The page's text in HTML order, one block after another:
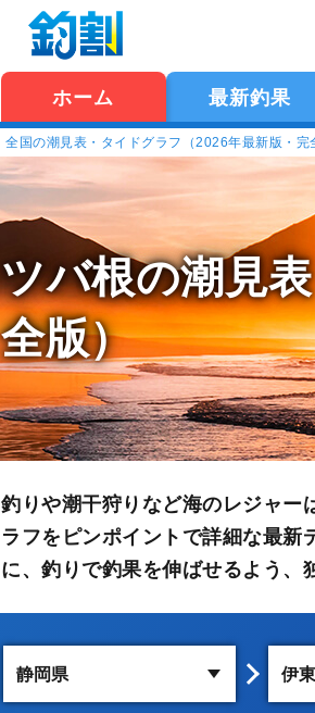
ホーム 最新釣果
全国の潮見表・タイドグラフ（2026年最新版・完
ツバ根の潮見表
全版）
釣りや潮干狩りなど海のレジャー
ラフをピンポイントで詳細な最新
に、釣りで釣果を伸ばせるよう、